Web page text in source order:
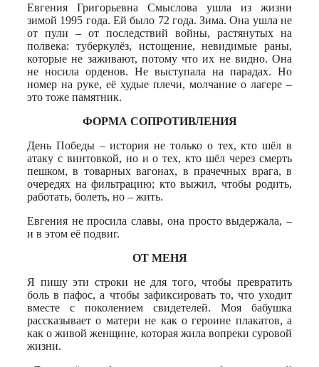
Евгения Григорьевна Смыслова ушла из жизни
зимой 1995 года. Ей было 72 года. Зима. Она ушла не
от пули – от последствий войны, растянутых на
полвека: туберкулёз, истощение, невидимые раны,
которые не заживают, потому что их не видно. Она
не носила орденов. Не выступала на парадах. Но
номер на руке, её худые плечи, молчание о лагере –
это тоже памятник.
ФОРМА СОПРОТИВЛЕНИЯ
День Победы – история не только о тех, кто шёл в
атаку с винтовкой, но и о тех, кто шёл через смерть
пешком, в товарных вагонах, в прачечных врага, в
очередях на фильтрацию; кто выжил, чтобы родить,
работать, болеть, но – жить.
Евгения не просила славы, она просто выдержала, –
и в этом её подвиг.
ОТ МЕНЯ
Я пишу эти строки не для того, чтобы превратить
боль в пафос, а чтобы зафиксировать то, что уходит
вместе с поколением свидетелей. Моя бабушка
рассказывает о матери не как о героине плакатов, а
как о живой женщине, которая жила вопреки суровой
жизни.